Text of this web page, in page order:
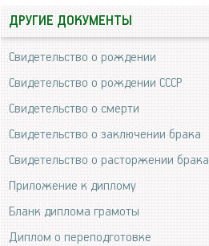
ДРУГИЕ ДОКУМЕНТЫ
Свидетельство о рождении
Свидетельство о рождении СССР
Свидетельство о смерти
Свидетельство о заключении брака
Свидетельство о расторжении брака
Приложение к диплому
Бланк диплома грамоты
Диплом о переподготовке